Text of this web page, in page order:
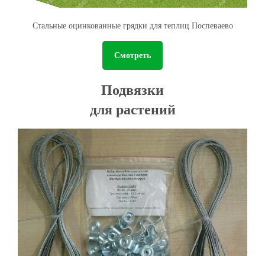
Стальные оцинкованные грядки для теплиц Поспеваево
Смотреть
Подвязки
для растений